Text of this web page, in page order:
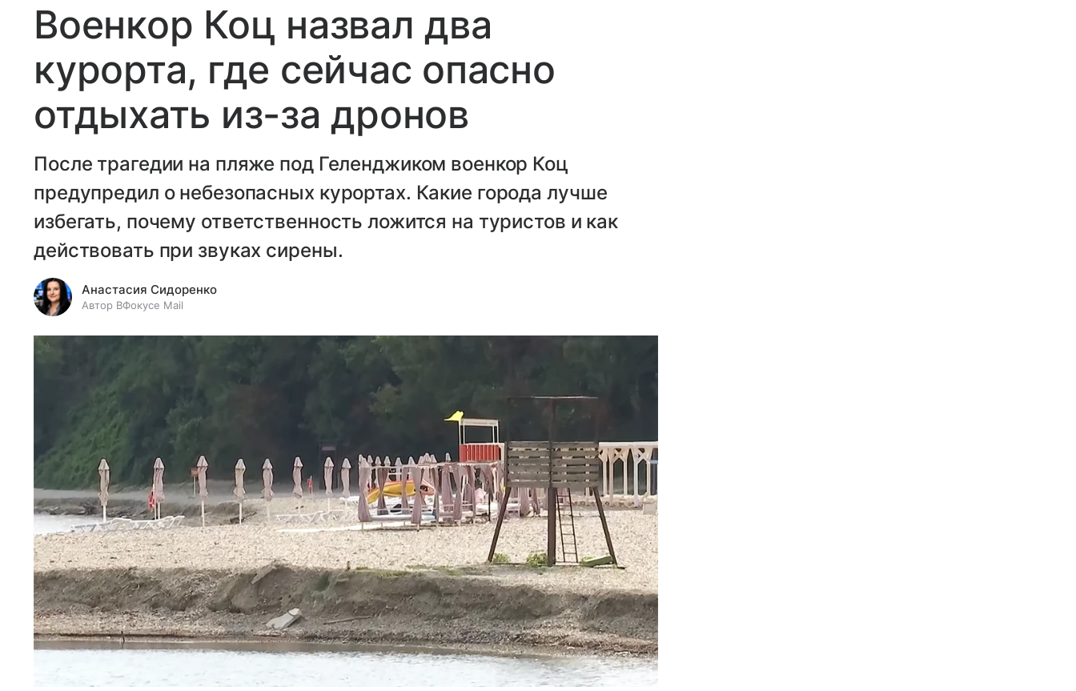
Военкор Коц назвал два
курорта, где сейчас опасно
отдыхать из-за дронов
После трагедии на пляже под Геленджиком военкор Коц
предупредил о небезопасных курортах. Какие города лучше
избегать, почему ответственность ложится на туристов и как
действовать при звуках сирены.
Анастасия Сидоренко
Автор ВФокусе Mail